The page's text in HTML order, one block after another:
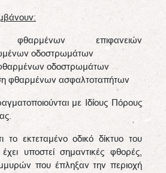
φθαρμένων επιφανειών
οδοστρωμάτων
οδοστρωμάτων
φθαρμένων ασφαλτοταπήτων
με Ιδίους Πόρους
το εκτεταμένο οδικό δίκτυο του
υποστεί σημαντικές φθορές,
που έπληξαν την περιοχή